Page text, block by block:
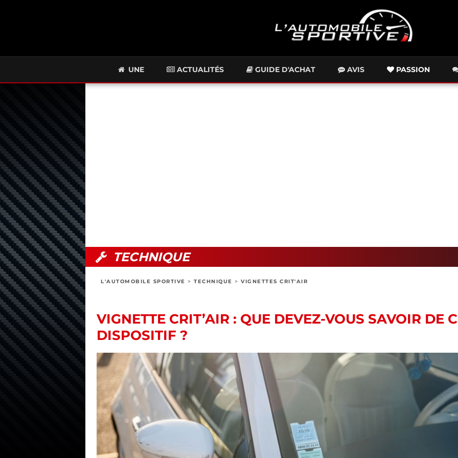
UNE ACTUALITÉS GUIDE D'ACHAT AVIS PASSION
TECHNIQUE
L'AUTOMOBILE SPORTIVE > TECHNIQUE > VIGNETTES CRIT'AIR
VIGNETTE CRIT’AIR : QUE DEVEZ-VOUS SAVOIR DE
DISPOSITIF ?